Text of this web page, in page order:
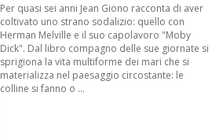
Per quasi sei anni Jean Giono racconta di aver
coltivato uno strano sodalizio: quello con
Herman Melville e il suo capolavoro "Moby
Dick". Dal libro compagno delle sue giornate si
sprigiona la vita multiforme dei mari che si
materializza nel paesaggio circostante: le
colline si fanno o ...